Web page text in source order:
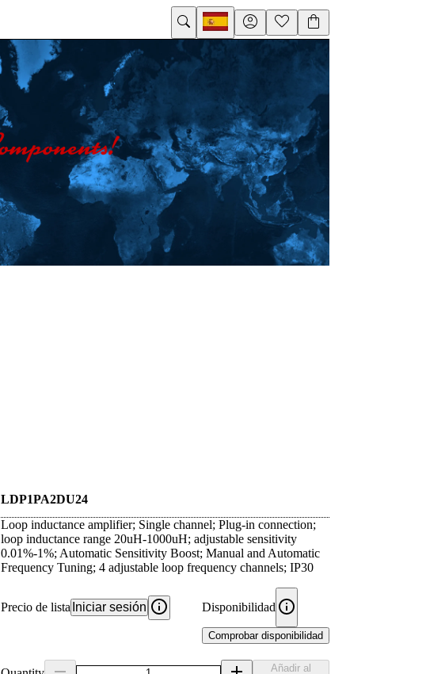
LDP1PA2DU24
Loop inductance amplifier; Single channel; Plug-in connection;
loop inductance range 20uH-1000uH; adjustable sensitivity
0.01%-1%; Automatic Sensitivity Boost; Manual and Automatic
Frequency Tuning; 4 adjustable loop frequency channels; IP30
Precio de lista Iniciar sesión Disponibilidad
Comprobar disponibilidad
Añadir al